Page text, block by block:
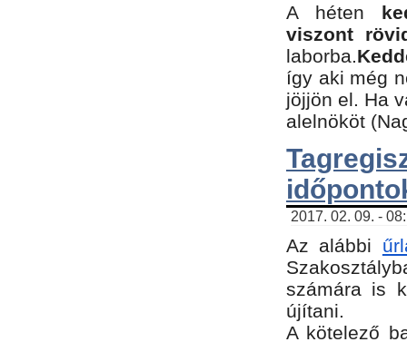
A héten
viszont
laborba.
így aki még
jöjjön el. Ha
alelnököt
2017. 02. 09. -
Az alábbi
számára is
újítani.
​A kötelező